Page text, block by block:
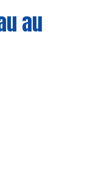
au